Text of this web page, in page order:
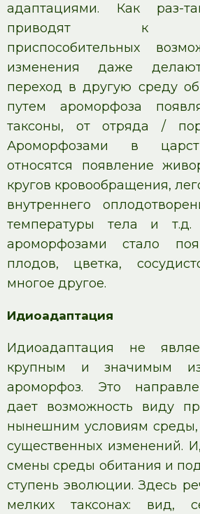
адаптациями. Как раз-
приводят к
приспособительных
изменения даже
переход в другую среду
путем ароморфоза
таксоны, от отряда /
Ароморфозами в
относятся появление
кругов кровообращения,
внутреннего
температуры тела и
ароморфозами стало
плодов, цветка,
многое другое.
Идиоадаптация
Идиоадаптация не
крупным и значимым
ароморфоз. Это
дает возможность виду
нынешним условиям среды,
существенных изменений.
смены среды обитания и
ступень эволюции. Здесь
мелких таксонах: вид,